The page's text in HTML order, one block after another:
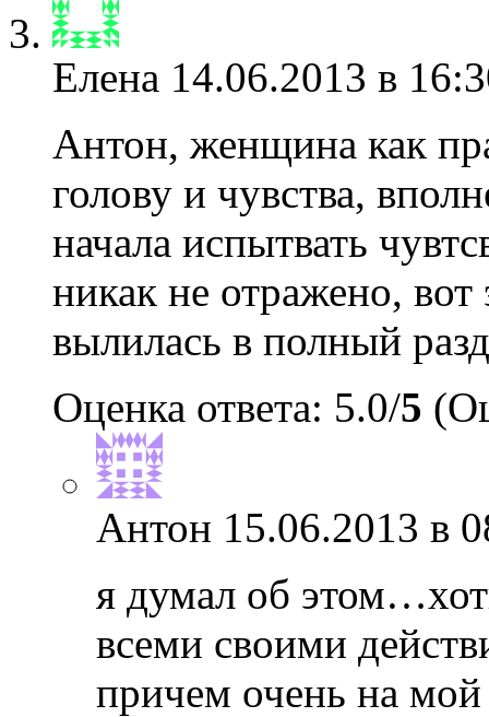
Елена 14.06.2013 в
Антон, женщина как
голову и чувства,
начала испытвать
никак не отражено,
вылилась в полный
Оценка ответа: 5.0/5
Антон 15.06.2013 в
я думал об
всеми своими
причем очень на